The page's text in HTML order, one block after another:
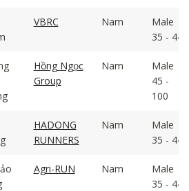
VBRC Nam
Male
35 - 44
Hồng Ngọc
Group
Nam
Male
45 -
100
HADONG
RUNNERS
Nam
Male
35 - 44
Agri-RUN Nam
Male
35 - 44